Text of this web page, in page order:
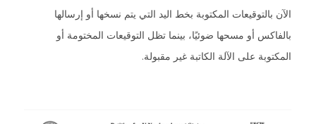
الآن بالتوقيعات المكتوبة بخط اليد التي يتم نسخها أو إرسالها
بالفاكس أو مسحها ضوئيًا، بينما تظل التوقيعات المختومة أو
المكتوبة على الآلة الكاتبة غير مقبولة.